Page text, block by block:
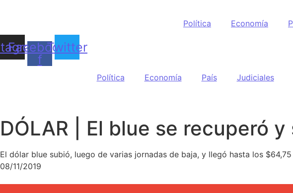
Política Economía
Facebook-
f
Twitter
Política Economía País Judiciales
DÓLAR | El blue se recuperó
El dólar blue subió, luego de varias jornadas de baja, y llegó hasta los
08/11/2019